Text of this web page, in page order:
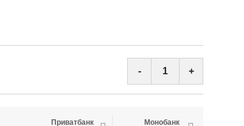
- +
Приватбанк Монобанк